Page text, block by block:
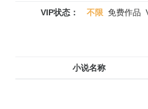
VIP状态： 不限 免费作品
小说名称